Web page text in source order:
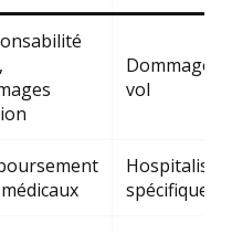
Dommages
vol
spécifiques